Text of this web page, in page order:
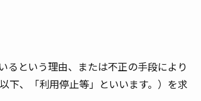
るという理由、または不正の手段により
下、「利用停止等」といいます。）を求